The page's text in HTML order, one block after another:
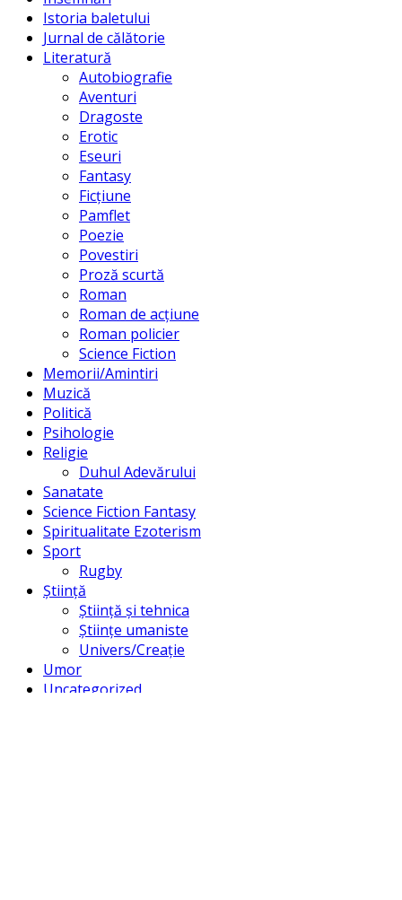
Istoria baletului
Jurnal de călătorie
Literatură
Autobiografie
Aventuri
Dragoste
Erotic
Eseuri
Fantasy
Ficțiune
Pamflet
Poezie
Povestiri
Proză scurtă
Roman
Roman de acțiune
Roman policier
Science Fiction
Memorii/Amintiri
Muzică
Politică
Psihologie
Religie
Duhul Adevărului
Sanatate
Science Fiction Fantasy
Spiritualitate Ezoterism
Sport
Rugby
Știință
Știință și tehnica
Științe umaniste
Univers/Creație
Umor
Uncategorized